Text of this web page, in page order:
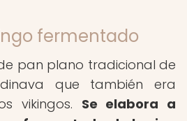
fermentado
pan plano tradicional de
que también era
vikingos. Se elabora a